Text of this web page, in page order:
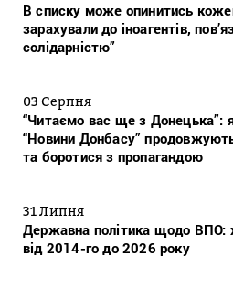
В списку може опинитись
зарахували до іноагентів,
солідарністю”
03 Серпня
“Читаємо вас ще з Донецька”:
“Новини Донбасу”
та боротися з пропагандою
31 Липня
Державна політика щодо ВПО:
від 2014-го до 2026 року